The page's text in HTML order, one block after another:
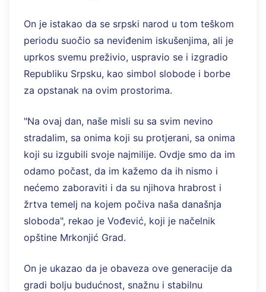
On je istakao da se srpski narod u tom teškom
periodu suočio sa neviđenim iskušenjima, ali je
uprkos svemu preživio, uspravio se i izgradio
Republiku Srpsku, kao simbol slobode i borbe
za opstanak na ovim prostorima.
"Na ovaj dan, naše misli su sa svim nevino
stradalim, sa onima koji su protjerani, sa onima
koji su izgubili svoje najmilije. Ovdje smo da im
odamo počast, da im kažemo da ih nismo i
nećemo zaboraviti i da su njihova hrabrost i
žrtva temelj na kojem počiva naša današnja
sloboda", rekao je Vođević, koji je načelnik
opštine Mrkonjić Grad.
On je ukazao da je obaveza ove generacije da
gradi bolju budućnost, snažnu i stabilnu